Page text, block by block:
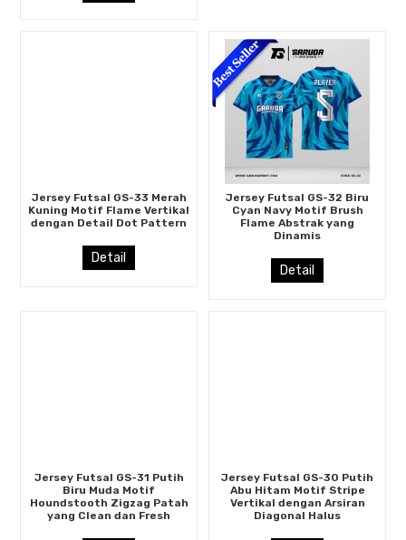
Jersey Futsal GS-33 Merah
Kuning Motif Flame Vertikal
dengan Detail Dot Pattern
Detail
Jersey Futsal GS-32 Biru
Cyan Navy Motif Brush
Flame Abstrak yang
Dinamis
Detail
Jersey Futsal GS-31 Putih
Biru Muda Motif
Houndstooth Zigzag Patah
yang Clean dan Fresh
Jersey Futsal GS-30 Putih
Abu Hitam Motif Stripe
Vertikal dengan Arsiran
Diagonal Halus